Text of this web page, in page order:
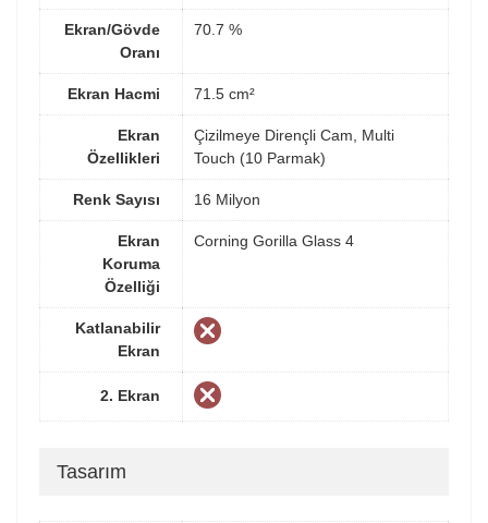
Ekran/Gövde
Oranı
70.7 %
Ekran Hacmi 71.5 cm²
Ekran
Özellikleri
Çizilmeye Dirençli Cam, Multi
Touch (10 Parmak)
Renk Sayısı 16 Milyon
Ekran
Koruma
Özelliği
Corning Gorilla Glass 4
Katlanabilir
Ekran
2. Ekran
Tasarım